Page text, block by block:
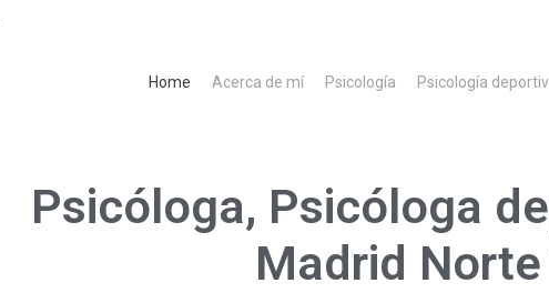
Home Acerca de mí Psicología Psicología
Psicóloga, Psicóloga
Madrid